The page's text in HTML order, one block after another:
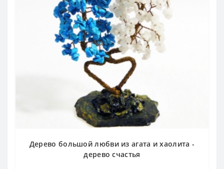
Дерево большой любви из агата и хаолита -
дерево счастья